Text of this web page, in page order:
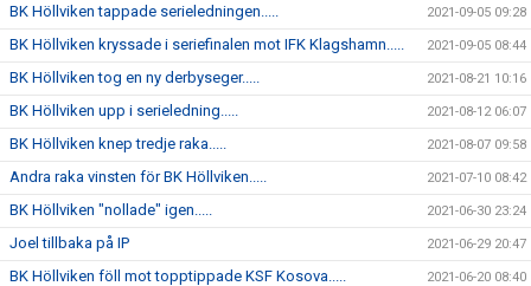
BK Höllviken tappade serieledningen..... 2021-09-05 09:28
BK Höllviken kryssade i seriefinalen mot IFK Klagshamn..... 2021-09-05 08:44
BK Höllviken tog en ny derbyseger..... 2021-08-21 10:16
BK Höllviken upp i serieledning..... 2021-08-12 06:07
BK Höllviken knep tredje raka..... 2021-08-07 09:58
Andra raka vinsten för BK Höllviken..... 2021-07-10 08:42
BK Höllviken "nollade" igen..... 2021-06-30 23:24
Joel tillbaka på IP 2021-06-29 20:47
BK Höllviken föll mot topptippade KSF Kosova..... 2021-06-20 08:40